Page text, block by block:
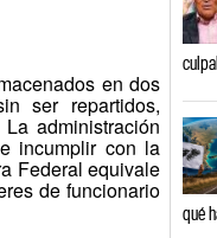
en dos
ser repartidos,
administración
incumplir con la
Federal equivale
de funcionario
qué